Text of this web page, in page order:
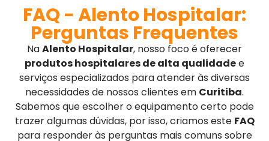
FAQ - Alento Hospitalar:
Perguntas Frequentes
NaAlento Hospitalar, nosso foco é oferecer
produtos hospitalares de alta qualidadee
serviços especializados para atender às diversas
necessidades de nossos clientes em Curitiba.
Sabemos que escolher o equipamento certo pode
trazer algumas dúvidas, por isso, criamos este FAQ
para responder às perguntas mais comuns sobre